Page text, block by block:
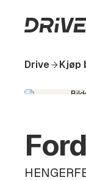
hovedinnhold
Startside
Drive Kjøp